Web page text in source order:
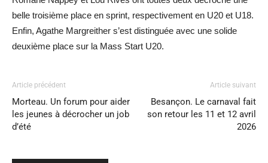
belle troisième place en sprint, respectivement en U20 et U18.
Enfin, Agathe Margreither s’est distinguée avec une solide
deuxième place sur la Mass Start U20.
Article précédent
Morteau. Un forum pour aider
les jeunes à décrocher un job
d’été
Article suivant
Besançon. Le carnaval fait
son retour les 11 et 12 avril
2026